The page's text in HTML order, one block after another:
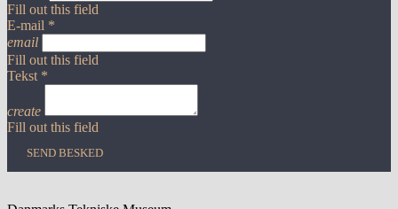
Fill out this field
E-mail *
email
Fill out this field
Tekst *
create
Fill out this field
SEND BESKED